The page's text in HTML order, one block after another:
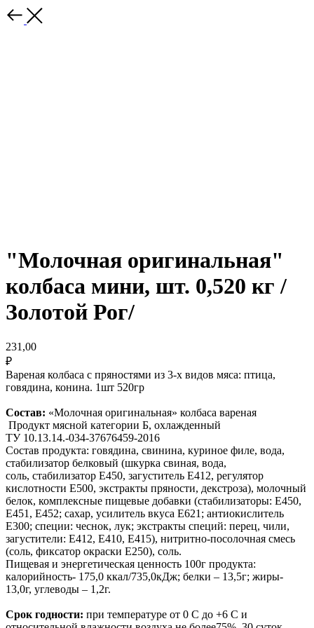
"Молочная оригинальная"
колбаса мини, шт. 0,520 кг /
Золотой Рог/
231,00
₽
Вареная колбаса c пряностями из 3-х видов мяса: птица,
говядина, конина. 1шт 520гр
Состав: «Молочная оригинальная» колбаса вареная
Продукт мясной категории Б, охлажденный
ТУ 10.13.14.-034-37676459-2016
Состав продукта: говядина, свинина, куриное филе, вода,
стабилизатор белковый (шкурка свиная, вода,
соль, стабилизатор Е450, загуститель Е412, регулятор
кислотности Е500, экстракты пряности, декстроза), молочный
белок, комплексные пищевые добавки (стабилизаторы: Е450,
Е451, Е452; сахар, усилитель вкуса Е621; антиокислитель
Е300; специи: чеснок, лук; экстракты специй: перец, чили,
загустители: Е412, Е410, Е415), нитритно-посолочная смесь
(соль, фиксатор окраски Е250), соль.
Пищевая и энергетическая ценность 100г продукта:
калорийность- 175,0 ккал/735,0кДж; белки – 13,5г; жиры-
13,0г, углеводы – 1,2г.
Срок годности: при температуре от 0 С до +6 С и